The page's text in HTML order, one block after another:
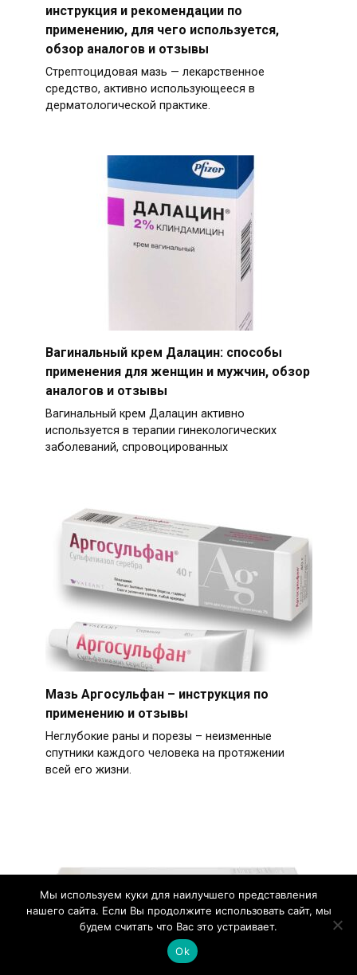
инструкция и рекомендации по
применению, для чего используется,
обзор аналогов и отзывы
Стрептоцидовая мазь — лекарственное
средство, активно использующееся в
дерматологической практике.
Вагинальный крем Далацин: способы
применения для женщин и мужчин, обзор
аналогов и отзывы
Вагинальный крем Далацин активно
используется в терапии гинекологических
заболеваний, спровоцированных
Мазь Аргосульфан – инструкция по
применению и отзывы
Неглубокие раны и порезы – неизменные
спутники каждого человека на протяжении
всей его жизни.
Мы используем куки для наилучшего представления
нашего сайта. Если Вы продолжите использовать сайт, мы
будем считать что Вас это устраивает.
Ok